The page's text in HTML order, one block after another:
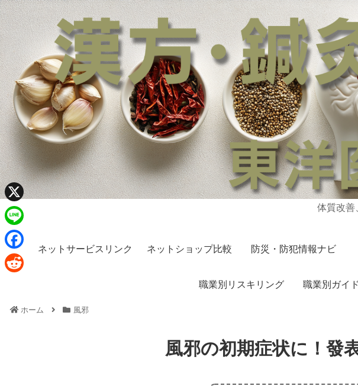
体質改善
ネットサービスリンク ネットショップ比較 防災・防犯情報ナビ
職業別リスキリング 職業別ガイ
ホーム 風邪
風邪の初期症状に！發
X
L
n
F